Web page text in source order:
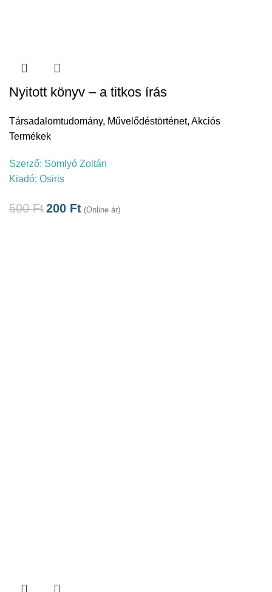
Nyitott könyv – a titkos írás
Társadalomtudomány, Művelődéstörténet, Akciós
Termékek
Szerző: Somlyó Zoltán
Kiadó: Osiris
500Ft200 Ft (Online ár)